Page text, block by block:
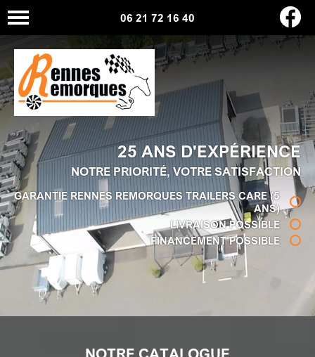
06 21 72 16 40
25 ANS D'EXPÉRIENCE
NOTRE PRIORITÉ, VOTRE SATISFACTION
GARANTIE RENNES REMORQUES TRAILERS CARE (5
ANS)
LIVRAISON POSSIBLE
FINANCEMENT POSSIBLE